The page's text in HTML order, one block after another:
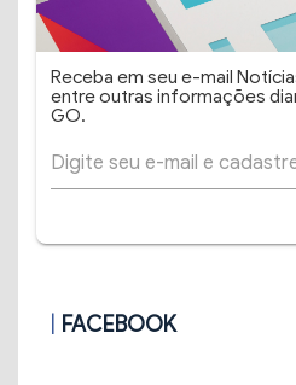
Receba em seu e-mail
entre outras informações
GO.
FACEBOOK